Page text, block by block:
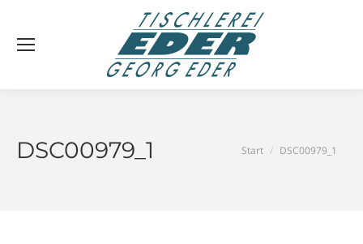
DSC00979_1 Sie befinden sich hier:
Start DSC00979_1